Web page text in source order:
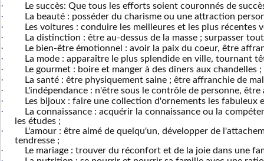
· Le succès: Que tous les efforts soient couronnés de
· La beauté : posséder du charisme ou une attraction
· Les voitures : conduire les meilleures et les plus récentes
· La distinction : être au-dessus de la masse ; surpasser
· Le bien-être émotionnel : avoir la paix du coeur, être
· La mode : apparaître le plus splendide en ville, tournant
· Le gourmet : boire et manger à des dîners aux chandelles ;
· La santé : être physiquement saine ; être affranchie de
· L'indépendance : n'être sous le contrôle de personne,
· Les bijoux : faire une collection d'ornements les fabuleux
·
La connaissance : acquérir la connaissance ou la
les études ;
·
L'amour : être aimé de quelqu'un, développer de
tendresse ;
· Le mariage : trouver du réconfort et de la joie dans une